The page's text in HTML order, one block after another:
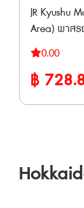
2. Forest
Course 60-
Adventure Hakone
4. KEIKYU
Day Tour -
5. Tokyo
สถานที่ที่เข้า
ได้ที่
JR Kyushu
Area) พาสร
อิเล็กทรอนิ
ระ โมจิโกะ คุรุเ
ต่อคิวแลกพ
วันสั่งซื้อ **ต้
0.00
฿